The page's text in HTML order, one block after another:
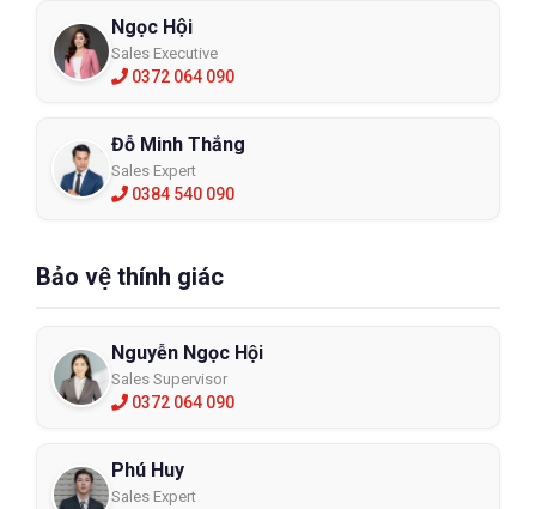
Ngọc Hội
Sales Executive
0372 064 090
Đỗ Minh Thắng
Sales Expert
0384 540 090
Bảo vệ thính giác
Nguyễn Ngọc Hội
Sales Supervisor
0372 064 090
Phú Huy
Sales Expert